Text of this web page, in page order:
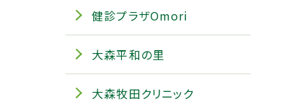
健診プラザOmori
大森平和の里
大森牧田クリニック